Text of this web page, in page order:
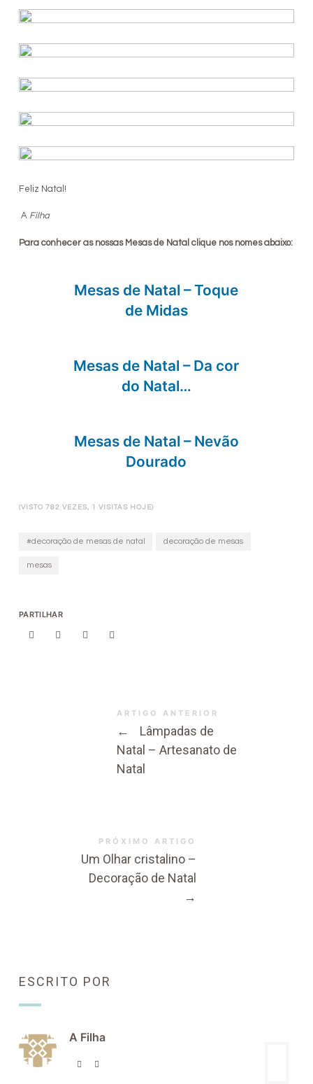
Feliz Natal!
A Filha
Para conhecer as nossas Mesas de Natal clique nos nomes abaixo:
Mesas de Natal – Toque
de Midas
Mesas de Natal – Da cor
do Natal…
Mesas de Natal – Nevão
Dourado
(VISTO 782 VEZES, 1 VISITAS HOJE)
#decoração de mesas de natal decoração de mesas
mesas
PARTILHAR
ARTIGO ANTERIOR
←
Lâmpadas de
Natal – Artesanato de
Natal
PRÓXIMO ARTIGO
Um Olhar cristalino –
Decoração de Natal
→
ESCRITO POR
A Filha